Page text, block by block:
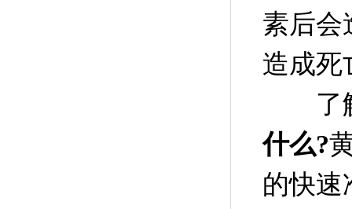
素后会
造成死
了解
什么?
的快速